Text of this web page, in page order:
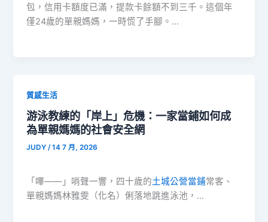
包，信用卡額度已滿，提款卡餘額不到三千。這個年
僅24歲的單親媽媽，一時慌了手腳。…
質感生活
游泳教練的「岸上」危機：一家當鋪如何成
為單親媽媽的社會安全網
JUDY/14 7 月, 2026
「嗶——」哨聲一響，四十歲的土城公營當鋪常客、
單親媽媽林雅雯（化名）俐落地跳進泳池，…